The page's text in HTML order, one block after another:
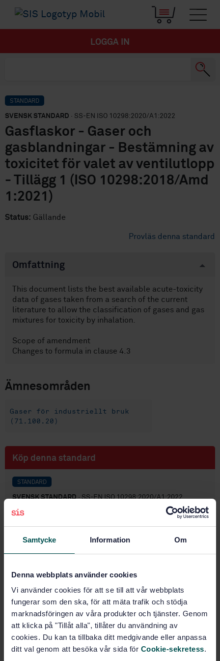
Samtycke Information Om
Denna webbplats använder cookies
Vi använder cookies för att se till att vår webbplats
fungerar som den ska, för att mäta trafik och stödja
marknadsföringen av våra produkter och tjänster. Genom
att klicka på "Tillåt alla", tillåter du användning av
cookies. Du kan ta tillbaka ditt medgivande eller anpassa
ditt val genom att besöka vår sida för Cookie-sekretess.
LOGGA IN
STANDARD
SVENSK STANDARD · SS-EN ISO 10298:2020/A1:2022
Gasflaskor - Gaser och
gasblandningar - Bestämning av
toxicitet för valet av ventilutlopp
- Tillägg 1 (ISO 10298:2018/Amd
1:2021)
Status: Gällande
Provläs denna standard
Omfattning
This document lists the best available acute-toxicity
data of gases taken from a search of the current
literature to allow the classification of gases and gas
mixtures for toxicity by inhalation.
Scope of amendment
Changes to formula in clause 4.3
Ämnesområden
Gaser för industriellt bruk
(71.100.20)
Köp denna standard
STANDARD
SVENSK STANDARD · SS-EN ISO 10298:2020/A1:2022
Gasflaskor - Gaser och gasblandningar - Bestämning
av toxicitet för valet av ventilutlopp - Tillägg 1 (ISO
Prenumerera på standarden - Läs mer
PDF
Lägg i varukorgen
Fler alternativ